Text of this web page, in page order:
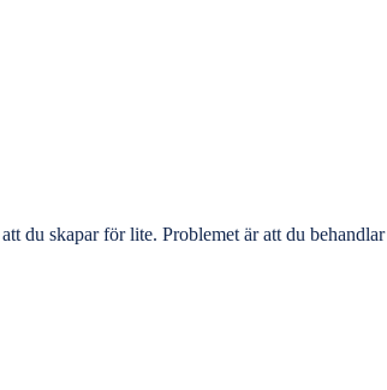
du skapar för lite. Problemet är att du behandlar